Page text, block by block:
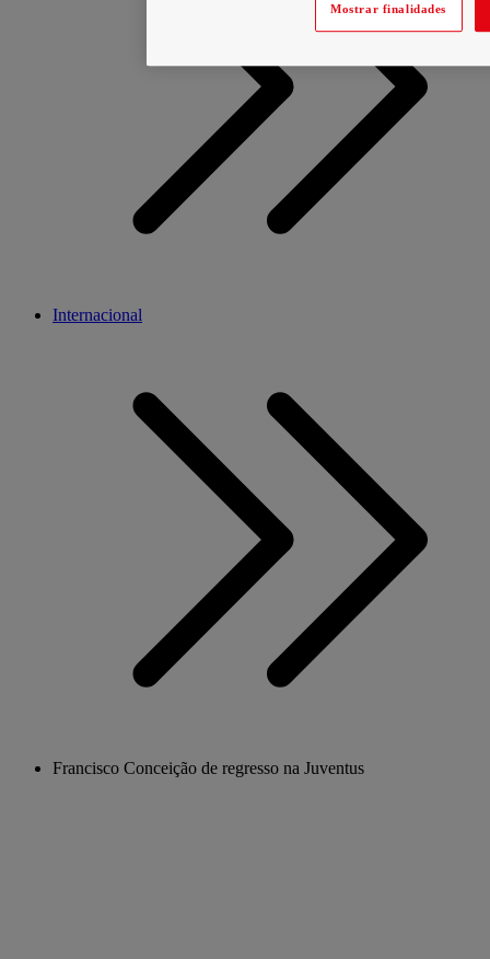
Internacional
Francisco Conceição de regresso na Juventus
Mostrar finalidades